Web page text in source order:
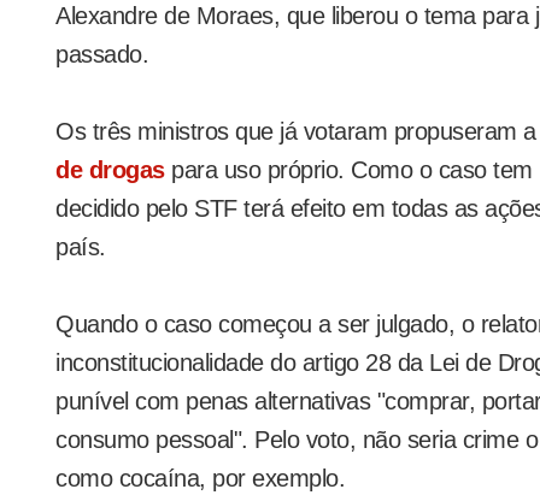
Alexandre de Moraes, que liberou o tema para
passado.
Os três ministros que já votaram propuseram
de drogas para uso próprio. Como o caso
decidido pelo STF terá efeito em todas as
país.
Quando o caso começou a ser julgado, o
inconstitucionalidade do artigo 28 da Lei de
punível com penas alternativas "comprar,
consumo pessoal". Pelo voto, não seria crime
como cocaína, por exemplo.